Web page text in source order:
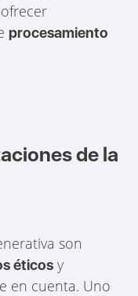
procesamiento
de la
son
éticos y
en cuenta. Uno